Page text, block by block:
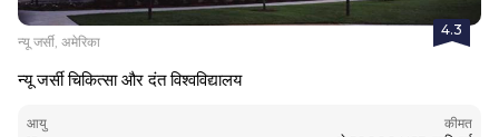
4.3
न्यू जर्सी, अमेरिका
न्यू जर्सी चिकित्सा और दंत विश्वविद्यालय
आयु
कीमत